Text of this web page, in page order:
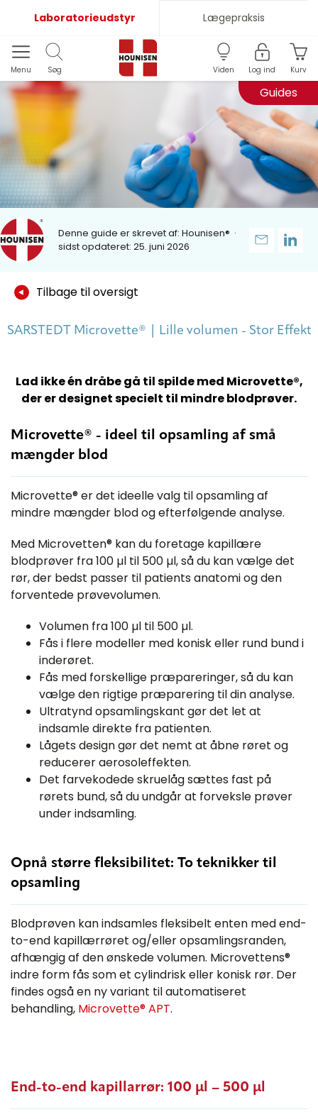
Laboratorieudstyr Lægepraksis
Menu Søg Viden Log ind Kurv
Guides
Denne guide er skrevet af: Hounisen® ·
sidst opdateret: 25. juni 2026
Tilbage til oversigt
SARSTEDT Microvette® | Lille volumen - Stor Effekt
Lad ikke én dråbe gå til spilde med Microvette®,
der er designet specielt til mindre blodprøver.
Microvette® - ideel til opsamling af små
mængder blod
Microvette® er det ideelle valg til opsamling af
mindre mængder blod og efterfølgende analyse.
Med Microvetten® kan du foretage kapillære
blodprøver fra 100 µl til 500 µl, så du kan vælge det
rør, der bedst passer til patients anatomi og den
forventede prøvevolumen.
Volumen fra 100 µl til 500 µl.
Fås i flere modeller med konisk eller rund bund i
inderøret.
Fås med forskellige præpareringer, så du kan
vælge den rigtige præparering til din analyse.
Ultratynd opsamlingskant gør det let at
indsamle direkte fra patienten.
Lågets design gør det nemt at åbne røret og
reducerer aerosoleffekten.
Det farvekodede skruelåg sættes fast på
rørets bund, så du undgår at forveksle prøver
under indsamling.
Opnå større fleksibilitet: To teknikker til
opsamling
Blodprøven kan indsamles fleksibelt enten med end-
to-end kapillærrøret og/eller opsamlingsranden,
afhængig af den ønskede volumen. Microvettens®
indre form fås som et cylindrisk eller konisk rør. Der
findes også en ny variant til automatiseret
behandling, Microvette® APT.
End-to-end kapillarrør: 100 µl – 500 µl